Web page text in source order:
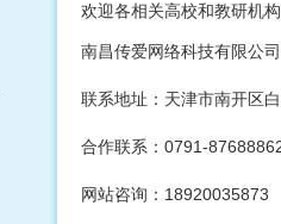
欢迎各相关高校和教研机
南昌传爱网络科技有限公司
联系地址：天津市南开区
合作联系：0791-
网站咨询：18920035873